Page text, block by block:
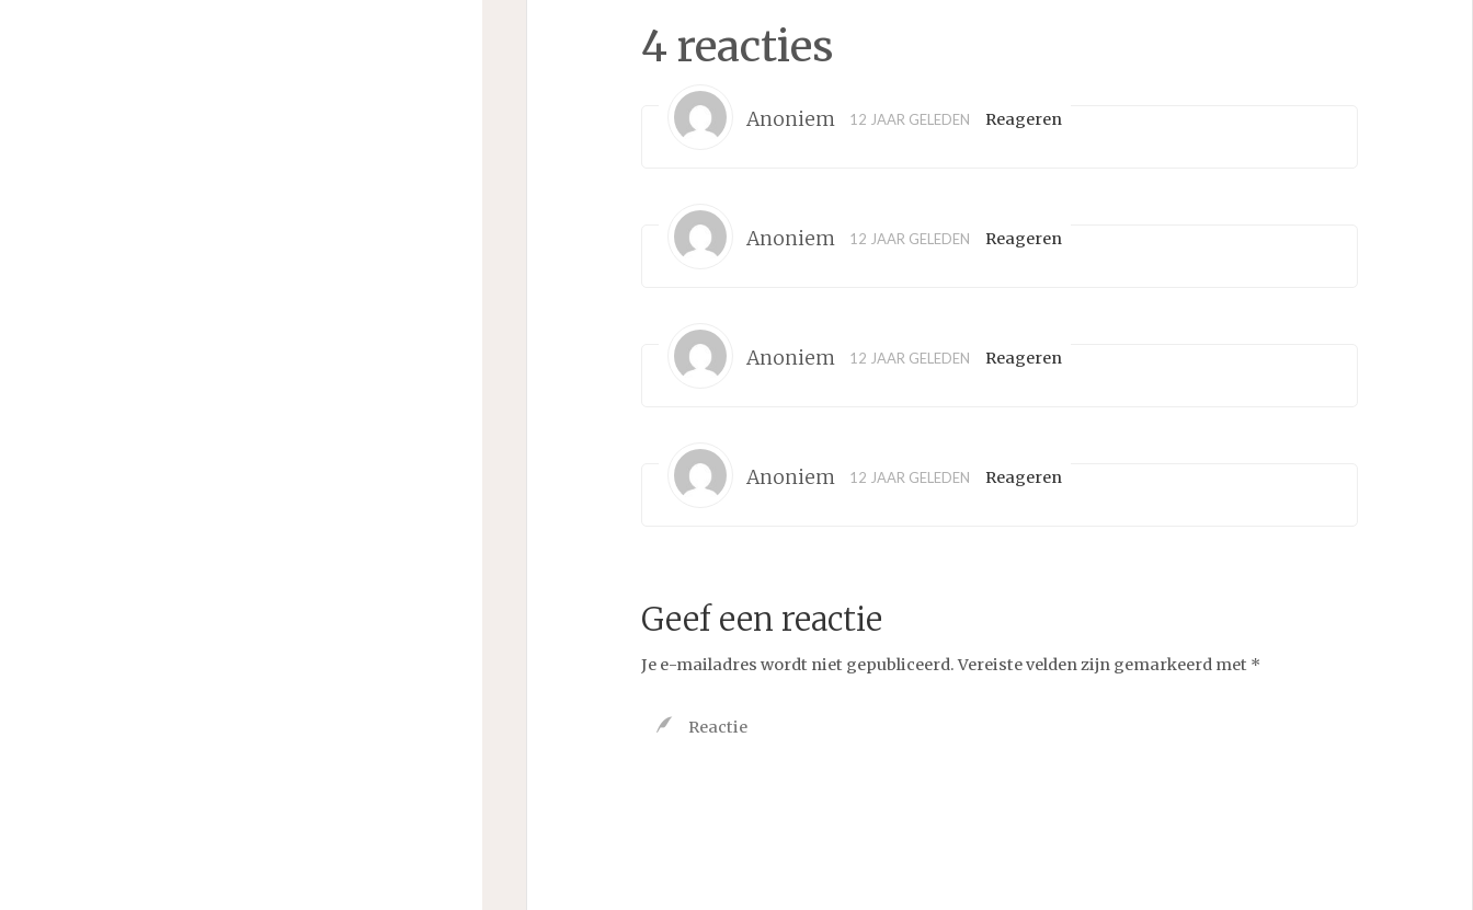
4 reacties
Anoniem 12 JAAR GELEDEN Reageren
Anoniem 12 JAAR GELEDEN Reageren
Anoniem 12 JAAR GELEDEN Reageren
Anoniem 12 JAAR GELEDEN Reageren
Geef een reactie
Je e-mailadres wordt niet gepubliceerd. Vereiste velden zijn gemarkeerd met *